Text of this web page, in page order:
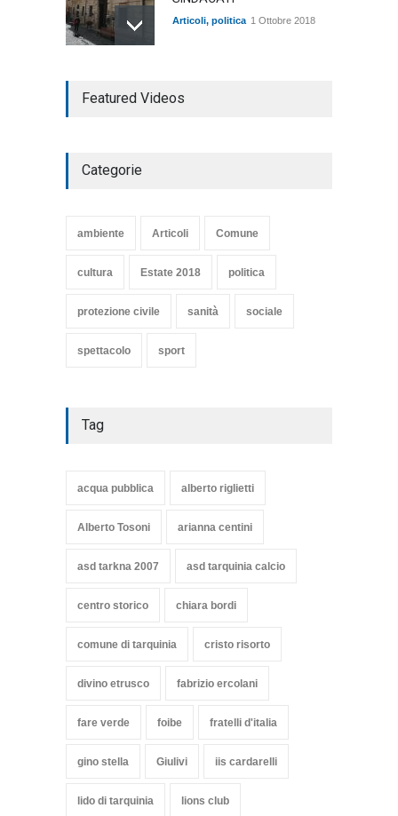
Articoli, politica 1 Ottobre 2018
COMMEDIA"
TARQUINIA
Featured Videos
Categorie
ambiente Articoli Comune
cultura Estate 2018 politica
protezione civile sanità sociale
spettacolo sport
Tag
acqua pubblica alberto riglietti
Alberto Tosoni arianna centini
asd tarkna 2007 asd tarquinia calcio
centro storico chiara bordi
comune di tarquinia cristo risorto
divino etrusco fabrizio ercolani
fare verde foibe fratelli d'italia
gino stella Giulivi iis cardarelli
lido di tarquinia lions club